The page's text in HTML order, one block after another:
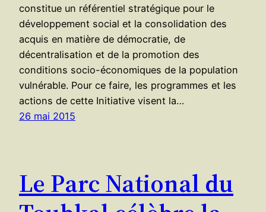
constitue un référentiel stratégique pour le
développement social et la consolidation des
acquis en matière de démocratie, de
décentralisation et de la promotion des
conditions socio-économiques de la population
vulnérable. Pour ce faire, les programmes et les
actions de cette Initiative visent la…
26 mai 2015
Le Parc National du